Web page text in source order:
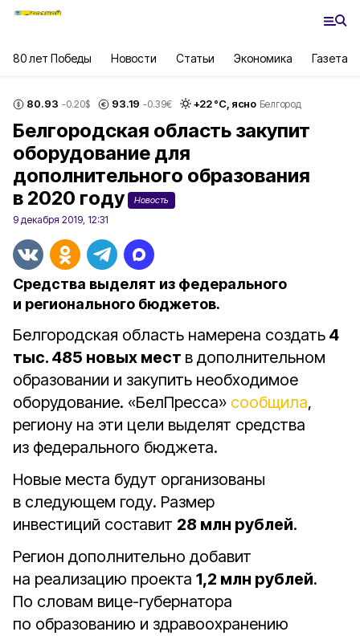
80 лет Победы Новости Статьи Экономика Газета
80.93 -0.20$ 93.19 -0.39€ +22°С, ясно Белгород
Белгородская область закупит
оборудование для
дополнительного образования
в 2020 году
Новость
9 декабря 2019, 12:31
Средства выделят из федерального
и регионального бюджетов.
Белгородская область намерена создать 4
тыс. 485 новых мест в дополнительном
образовании и закупить необходимое
оборудование. «БелПресса» сообщила,
региону на эти цели выделят средства
из федерального бюджета.
Новые места будут организованы
в следующем году. Размер
инвестиций составит 28 млн рублей.
Регион дополнительно добавит
на реализацию проекта 1,2 млн рублей.
По словам вице-губернатора
по образованию и здравоохранению